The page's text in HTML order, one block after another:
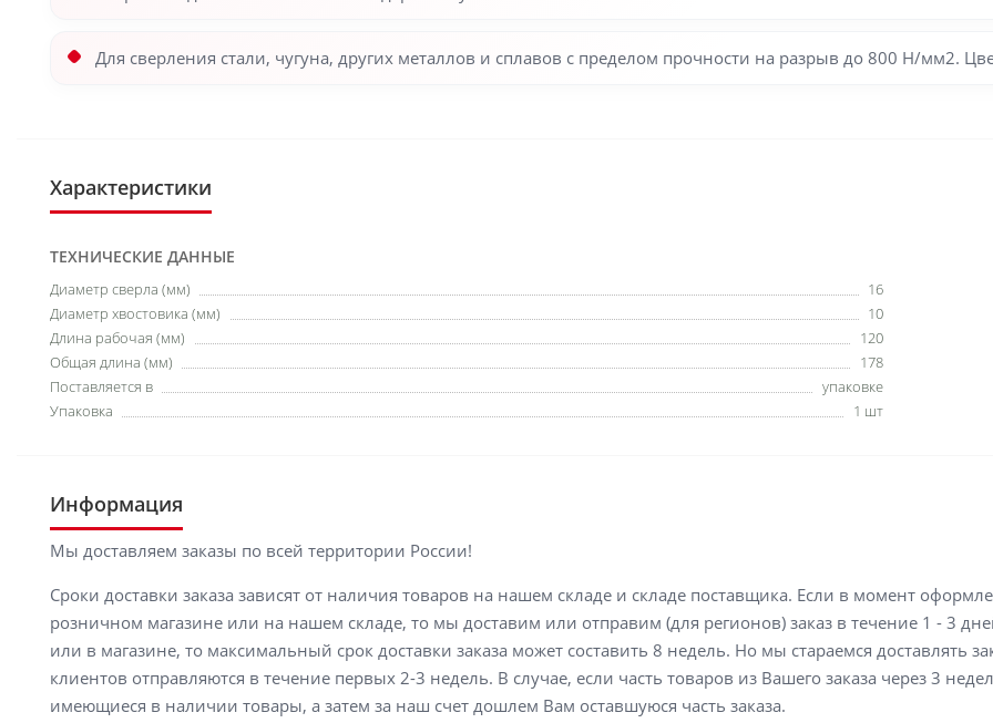
Для сверления стали, чугуна, других металлов и сплавов с пределом прочности на разрыв до 800 Н/мм2.
Характеристики
ТЕХНИЧЕСКИЕ ДАННЫЕ
Диаметр сверла (мм)
16
Диаметр хвостовика (мм)
10
Длина рабочая (мм)
120
Общая длина (мм)
178
Поставляется в
упаковке
Упаковка
1 шт
Информация
Мы доставляем заказы по всей территории России!
Сроки доставки заказа зависят от наличия товаров на нашем складе и складе поставщика. Если в момент
розничном магазине или на нашем складе, то мы доставим или отправим (для регионов) заказ в течение 1 - 3
или в магазине, то максимальный срок доставки заказа может составить 8 недель. Но мы стараемся доставлять
клиентов отправляются в течение первых 2-3 недель. В случае, если часть товаров из Вашего заказа через 3
имеющиеся в наличии товары, а затем за наш счет дошлем Вам оставшуюся часть заказа.